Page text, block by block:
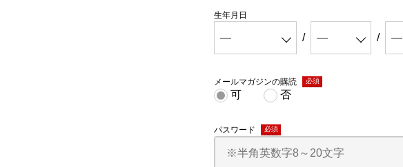
生年月日
メールマガジンの購読
(必須)
可 否
パスワード
(必須)